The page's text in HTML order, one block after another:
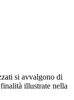
si avvalgono di
illustrate nella